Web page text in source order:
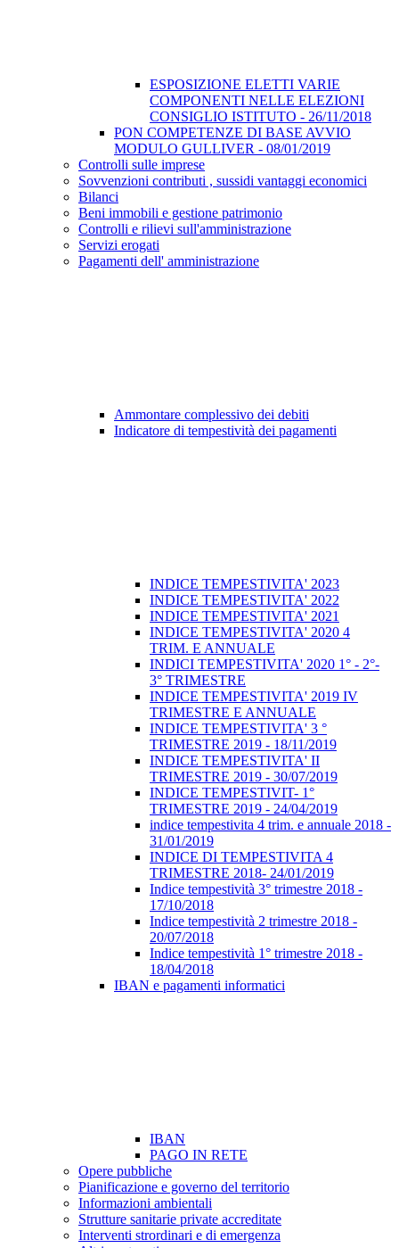
ESPOSIZIONE ELETTI VARIE
COMPONENTI NELLE ELEZIONI
CONSIGLIO ISTITUTO - 26/11/2018
PON COMPETENZE DI BASE AVVIO
MODULO GULLIVER - 08/01/2019
Controlli sulle imprese
Sovvenzioni contributi , sussidi vantaggi economici
Bilanci
Beni immobili e gestione patrimonio
Controlli e rilievi sull'amministrazione
Servizi erogati
Pagamenti dell' amministrazione
Ammontare complessivo dei debiti
Indicatore di tempestività dei pagamenti
INDICE TEMPESTIVITA' 2023
INDICE TEMPESTIVITA' 2022
INDICE TEMPESTIVITA' 2021
INDICE TEMPESTIVITA' 2020 4
TRIM. E ANNUALE
INDICI TEMPESTIVITA' 2020 1° - 2°-
3° TRIMESTRE
INDICE TEMPESTIVITA' 2019 IV
TRIMESTRE E ANNUALE
INDICE TEMPESTIVITA' 3 °
TRIMESTRE 2019 - 18/11/2019
INDICE TEMPESTIVITA' II
TRIMESTRE 2019 - 30/07/2019
INDICE TEMPESTIVIT- 1°
TRIMESTRE 2019 - 24/04/2019
indice tempestivita 4 trim. e annuale 2018 -
31/01/2019
INDICE DI TEMPESTIVITA 4
TRIMESTRE 2018- 24/01/2019
Indice tempestività 3° trimestre 2018 -
17/10/2018
Indice tempestività 2 trimestre 2018 -
20/07/2018
Indice tempestività 1° trimestre 2018 -
18/04/2018
IBAN e pagamenti informatici
IBAN
PAGO IN RETE
Opere pubbliche
Pianificazione e governo del territorio
Informazioni ambientali
Strutture sanitarie private accreditate
Interventi strordinari e di emergenza